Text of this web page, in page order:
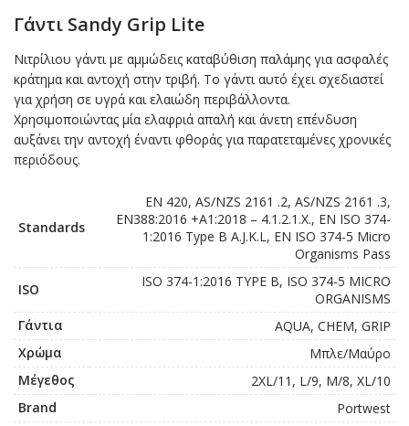
Γάντι Sandy Grip Lite
Νιτρίλιου γάντι με αμμώδεις καταβύθιση παλάμης για ασφαλές
κράτημα και αντοχή στην τριβή. Το γάντι αυτό έχει σχεδιαστεί
για χρήση σε υγρά και ελαιώδη περιβάλλοντα.
Χρησιμοποιώντας μία ελαφριά απαλή και άνετη επένδυση
αυξάνει την αντοχή έναντι φθοράς για παρατεταμένες χρονικές
περιόδους.
Standards
EN 420, AS/NZS 2161 .2, AS/NZS 2161 .3,
EN388:2016 +A1:2018 – 4.1.2.1.X., EN ISO 374-
1:2016 Type B A.J.K.L, EN ISO 374-5 Micro
Organisms Pass
ISO
ISO 374-1:2016 TYPE B, ISO 374-5 MICRO
ORGANISMS
Γάντια
AQUA, CHEM, GRIP
Χρώμα
Μπλε/Μαύρο
Μέγεθος
2XL/11, L/9, M/8, XL/10
Brand
Portwest